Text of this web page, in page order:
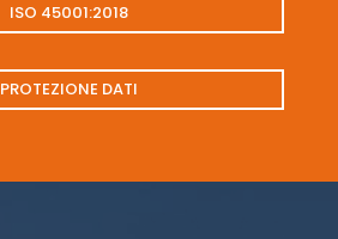
ISO 45001:2018
PROTEZIONE DATI